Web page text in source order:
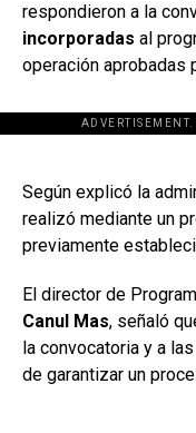
respondieron a la
incorporadas al
operación aprobadas
Según explicó la
realizó mediante un
previamente
El director de
Canul Mas, señaló
la convocatoria y a
de garantizar un